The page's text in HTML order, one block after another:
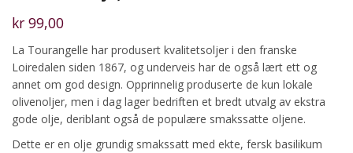
kr 99,00
La Tourangelle har produsert kvalitetsoljer i den franske
Loiredalen siden 1867, og underveis har de også lært ett og
annet om god design. Opprinnelig produserte de kun lokale
olivenoljer, men i dag lager bedriften et bredt utvalg av ekstra
gode olje, deriblant også de populære smakssatte oljene.
Dette er en olje grundig smakssatt med ekte, fersk basilikum